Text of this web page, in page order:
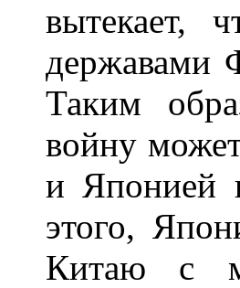
вытекает,
державами
Таким
войну
и Японией
этого,
Китаю с